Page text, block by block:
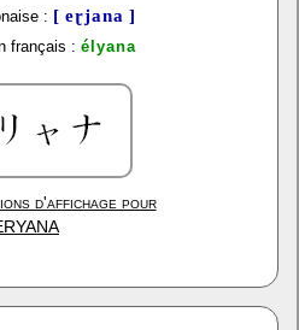
: [ eɽjana ]
français : élyana
d'affichage pour